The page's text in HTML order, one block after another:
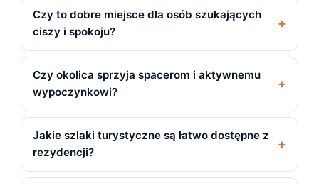
Czy to dobre miejsce dla osób szukających
ciszy i spokoju?
Czy okolica sprzyja spacerom i aktywnemu
wypoczynkowi?
Jakie szlaki turystyczne są łatwo dostępne z
rezydencji?